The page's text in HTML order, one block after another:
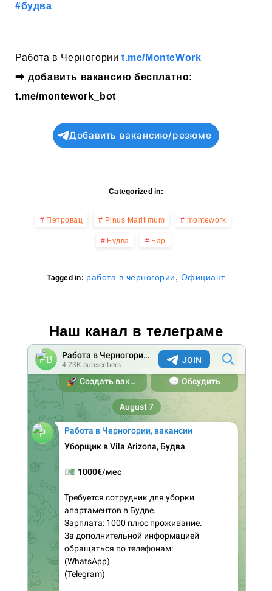
#будва
Работа в Черногории t.me/MonteWork
⮕добавить вакансию бесплатно:
t.me/montework_bot
Добавить вакансию/резюме
Categorized in:
Петровац Pinus Maritimum montework
Будва Бар
Tagged in: работа в черногории, Официант
Наш канал в телеграме